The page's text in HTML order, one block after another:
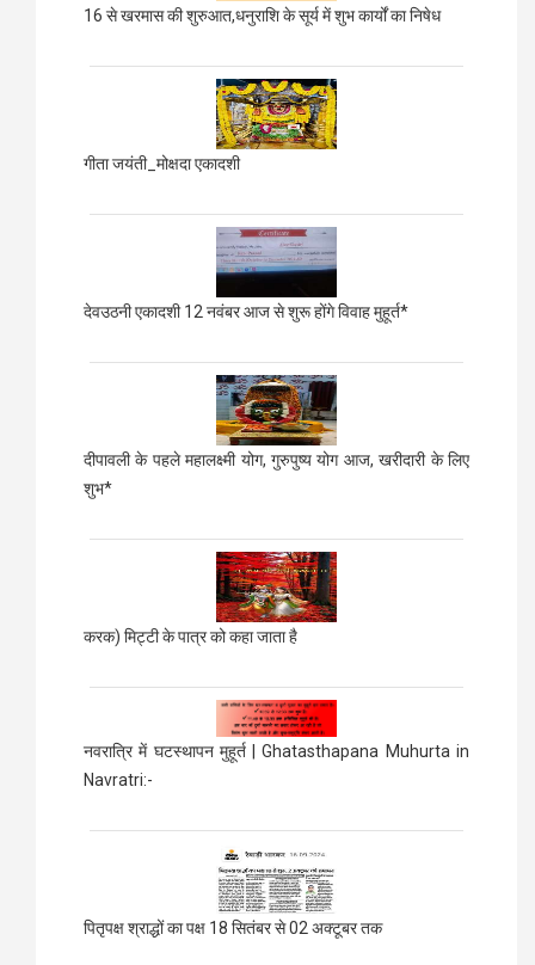
16 से खरमास की शुरुआत,धनुराशि के सूर्य में शुभ कार्यों का निषेध
गीता जयंती_मोक्षदा एकादशी
देवउठनी एकादशी 12 नवंबर आज से शुरू होंगे विवाह मुहूर्त*
दीपावली के पहले महालक्ष्मी योग, गुरुपुष्य योग आज, खरीदारी के लिए
शुभ*
करक) मिट्टी के पात्र को कहा जाता है
नवरात्रि में घटस्थापन मुहूर्त | Ghatasthapana Muhurta in
Navratri:-
पितृपक्ष श्राद्धों का पक्ष 18 सितंबर से 02 अक्टूबर तक